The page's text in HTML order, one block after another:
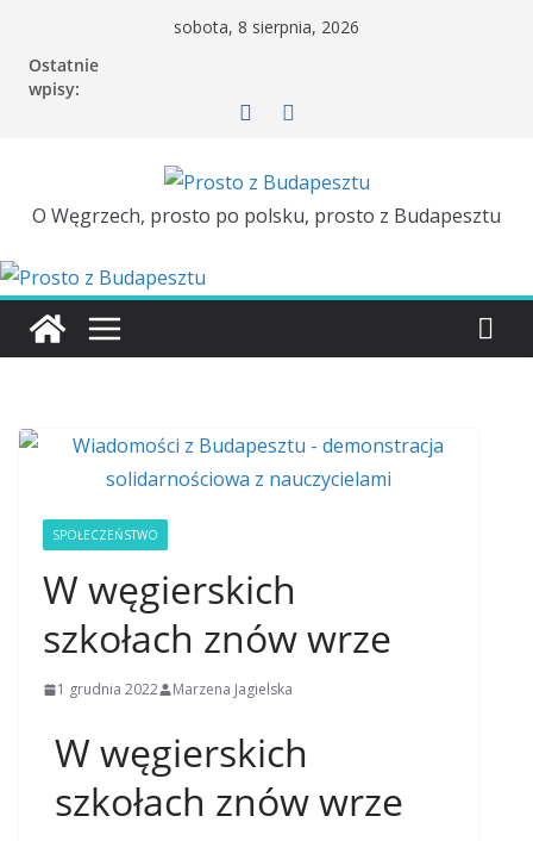
sobota, 8 sierpnia, 2026
Ostatnie
wpisy:
O Węgrzech, prosto po polsku, prosto z Budapesztu
SPOŁECZEŃSTWO
W węgierskich
szkołach znów wrze
1 grudnia 2022 Marzena Jagielska
W węgierskich
szkołach znów wrze